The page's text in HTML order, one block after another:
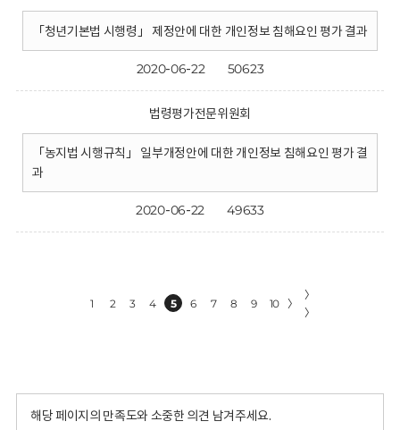
「청년기본법 시행령」 제정안에 대한 개인정보 침해요인 평가 결과
2020-06-22 50623
법령평가전문위원회
「농지법 시행규칙」 일부개정안에 대한 개인정보 침해요인 평가 결
과
2020-06-22 49633
1 2 3 4 5 6 7 8 9 10 〉
〉
〉
해당 페이지의 만족도와 소중한 의견 남겨주세요.